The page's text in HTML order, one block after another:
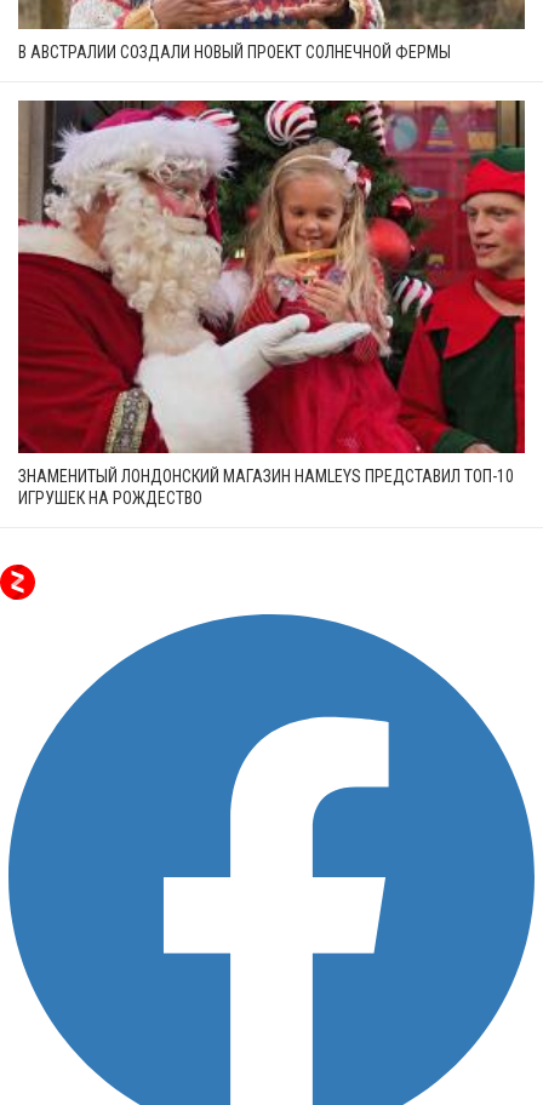
В АВСТРАЛИИ СОЗДАЛИ НОВЫЙ ПРОЕКТ СОЛНЕЧНОЙ ФЕРМЫ
ЗНАМЕНИТЫЙ ЛОНДОНСКИЙ МАГАЗИН HAMLEYS ПРЕДСТАВИЛ ТОП-10
ИГРУШЕК НА РОЖДЕСТВО